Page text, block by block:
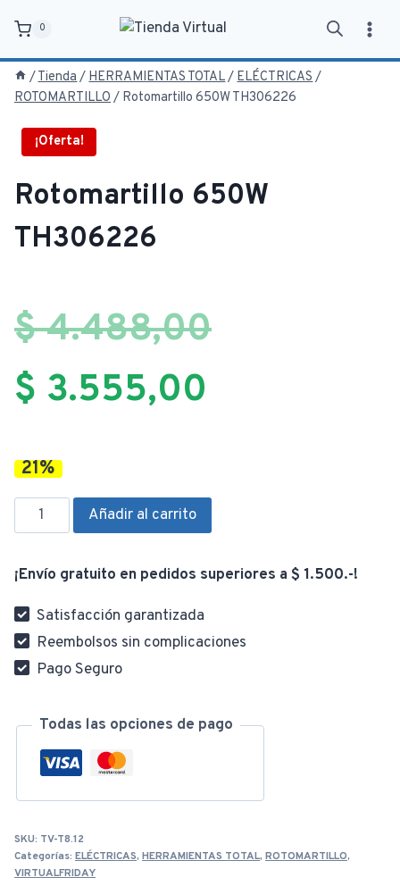
contenido
0
/Tienda / HERRAMIENTAS TOTAL/ ELÉCTRICAS /
ROTOMARTILLO / Rotomartillo 650W TH306226
¡Oferta!
Rotomartillo 650W
TH306226
$4.488,00El
era:
$
$ 3.555,00
actual
es:
$
21%
Rotomartillo
650W
cantidad
Añadir al carrito
¡Envío gratuito en pedidos superiores a $ 1.500.-!
Satisfacción garantizada
Reembolsos sin complicaciones
Pago Seguro
Todas las opciones de pago
SKU: TV-T8.12
Categorías: ELÉCTRICAS, HERRAMIENTAS TOTAL, ROTOMARTILLO,
VIRTUALFRIDAY